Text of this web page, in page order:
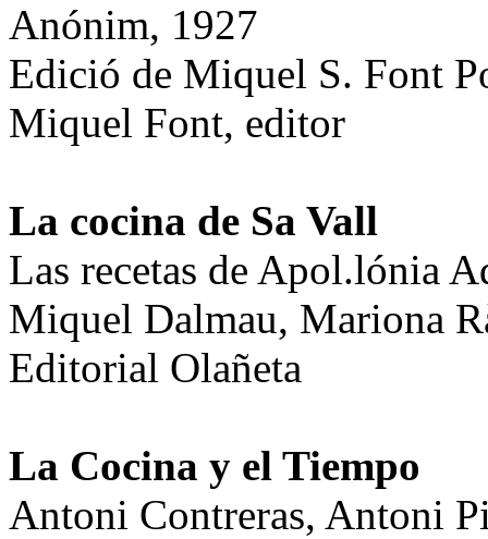
Anónim, 1927
Edició de Miquel S. Font
Miquel Font, editor
La cocina de Sa Vall
Las recetas de Apol.lónia
Miquel Dalmau, Mariona
Editorial Olañeta
La Cocina y el Tiempo
Antoni Contreras, Antoni